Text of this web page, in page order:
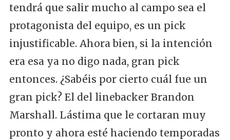
tendrá que salir mucho al campo sea el
protagonista del equipo, es un pick
injustificable. Ahora bien, si la intención
era esa ya no digo nada, gran pick
entonces. ¿Sabéis por cierto cuál fue un
gran pick? El del linebacker Brandon
Marshall. Lástima que le cortaran muy
pronto y ahora esté haciendo temporadas